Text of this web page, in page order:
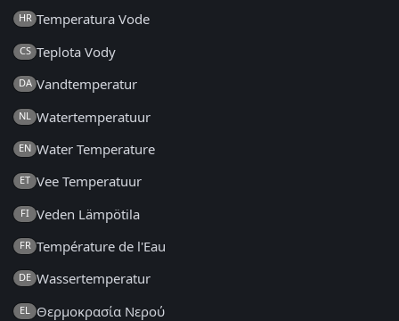
HR Temperatura Vode
CS Teplota Vody
DA Vandtemperatur
NL Watertemperatuur
EN Water Temperature
ET Vee Temperatuur
FI Veden Lämpötila
FR Température de l'Eau
DE Wassertemperatur
EL Θερμοκρασία Νερού